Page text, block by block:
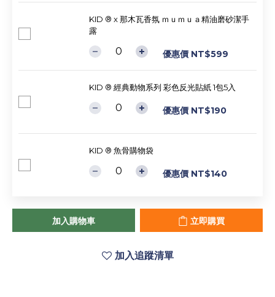
KID ® x 那木瓦香氛 ｍｕｍｕａ精油磨砂潔手
露
優惠價 NT$599
KID ® 經典動物系列 彩色反光貼紙 1包5入
優惠價 NT$190
KID ® 魚骨購物袋
優惠價 NT$140
加入購物車 立即購買
加入追蹤清單